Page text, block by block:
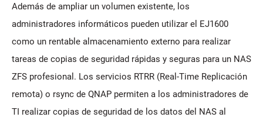
Además de ampliar un volumen existente, los
administradores informáticos pueden utilizar el EJ1600
como un rentable almacenamiento externo para realizar
tareas de copias de seguridad rápidas y seguras para un NAS
ZFS profesional. Los servicios RTRR (Real-Time Replicación
remota) o rsync de QNAP permiten a los administradores de
TI realizar copias de seguridad de los datos del NAS al